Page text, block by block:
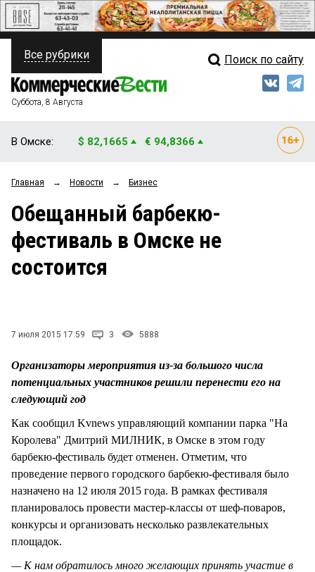
ПОЛИТИКА
ФИНАНСЫ
ОБЩЕСТВО
ЗАКОН
Свежий выпуск
Рейтинги
Блоги
Все рубрики Поиск по сайту
Суббота, 8 Августа
В Омске: $ 82,1665 € 94,8366
Главная → Новости → Бизнес
Обещанный барбекю-
фестиваль в Омске не
состоится
7 июля 2015 17:59 3 5888
Организаторы мероприятия из-за большого числа
потенциальных участников решили перенести его на
следующий год
Как сообщил Kvnews управляющий компании парка "На
Королева" Дмитрий МИЛНИК, в Омске в этом году
барбекю-фестиваль будет отменен. Отметим, что
проведение первого городского барбекю-фестиваля было
назначено на 12 июля 2015 года. В рамках фестиваля
планировалось провести мастер-классы от шеф-поваров,
конкурсы и организовать несколько развлекательных
площадок.
— К нам обратилось много желающих принять участие в